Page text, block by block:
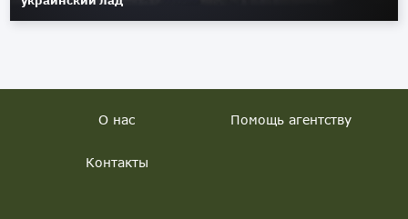
О нас Помощь агентству
Контакты